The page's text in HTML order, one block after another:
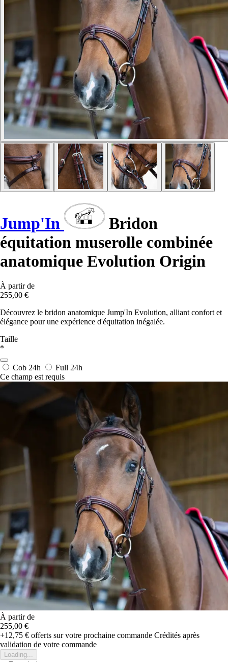
Jump'In
Bridon
équitation muserolle combinée
anatomique Evolution Origin
À partir de
255,00 €
Découvrez le bridon anatomique Jump'In Evolution, alliant confort et
élégance pour une expérience d'équitation inégalée.
Taille
*
Cob 24h Full 24h
Ce champ est requis
À partir de
255,00 €
+12,75 € offerts sur votre prochaine commande Crédités après
validation de votre commande
Loading...